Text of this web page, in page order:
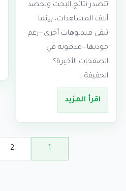
تتصدر نتائج البحث وتحصد
آلاف المشاهدات، بينما
تبقى فيديوهات أخرى—رغم
جودتها—مدفونة في
الصفحات الأخيرة؟
الحقيقة…
اقرأ المزيد
1
2